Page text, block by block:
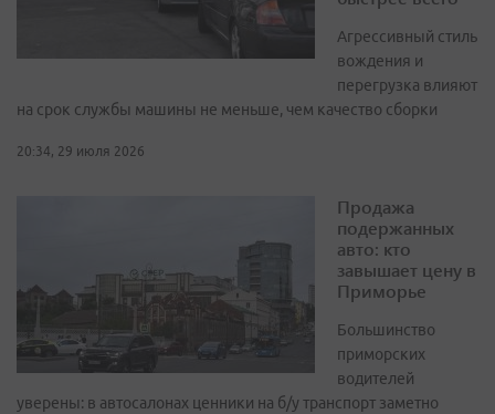
Агрессивный стиль
вождения и
перегрузка влияют
на срок службы машины не меньше, чем качество сборки
20:34, 29 июля 2026
Продажа
подержанных
авто: кто
завышает цену в
Приморье
Большинство
приморских
водителей
уверены: в автосалонах ценники на б/у транспорт заметно